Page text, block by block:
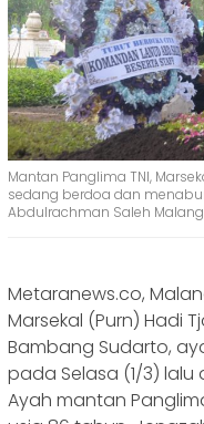
Mantan Panglima TNI,
sedang berdoa dan
Abdulrachman Saleh
Metaranews.co,
Marsekal (Purn) Hadi
Bambang Sudarto,
pada Selasa (1/3) lalu
Ayah mantan